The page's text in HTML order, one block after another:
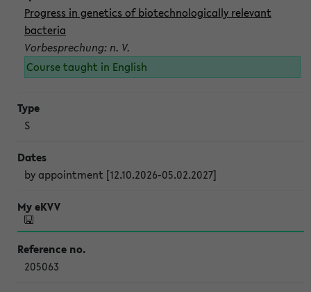
Progress in genetics of biotechnologically relevant
bacteria
Vorbesprechung: n. V.
Course taught in English
S
by appointment [12.10.2026-05.02.2027]
205063